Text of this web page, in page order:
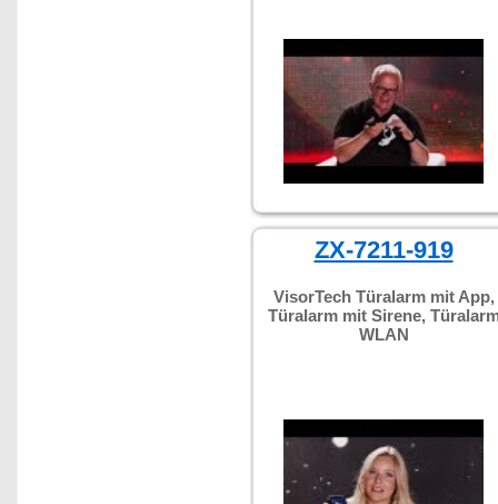
ZX-7211-919
VisorTech Türalarm mit App,
Türalarm mit Sirene,
WLAN